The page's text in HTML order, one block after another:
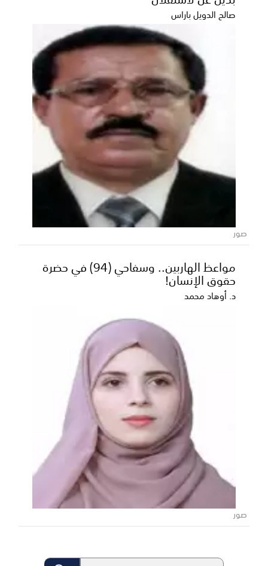
فوزي حسين السعدي مستشفى واسط بمديرية مرخة
السفلى...
المحافظ بن الوزير يناقش مع نيابة الاستئناف
وشرطة محافظة شبوة مستوى التنسيق
المشترك ويؤكد تعزيز سيادة القانون
عوض محمد بن الوزير، اليوم، مع رئيس نيابة استئناف
صالح الدويل باراس
صور
مواعظ الهاربين.. وسفاحي (94) في حضرة
حقوق الإنسان!
د. أوهاد محمد
صور